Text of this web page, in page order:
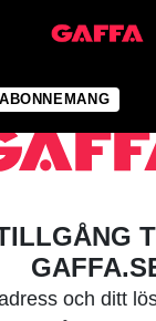
och ditt